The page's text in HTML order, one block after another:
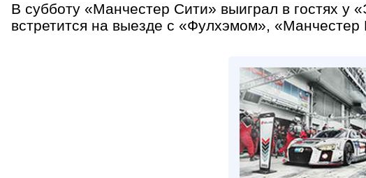
В субботу «Манчестер Сити» выиграл в гостях у
встретится на выезде с «Фулхэмом»,